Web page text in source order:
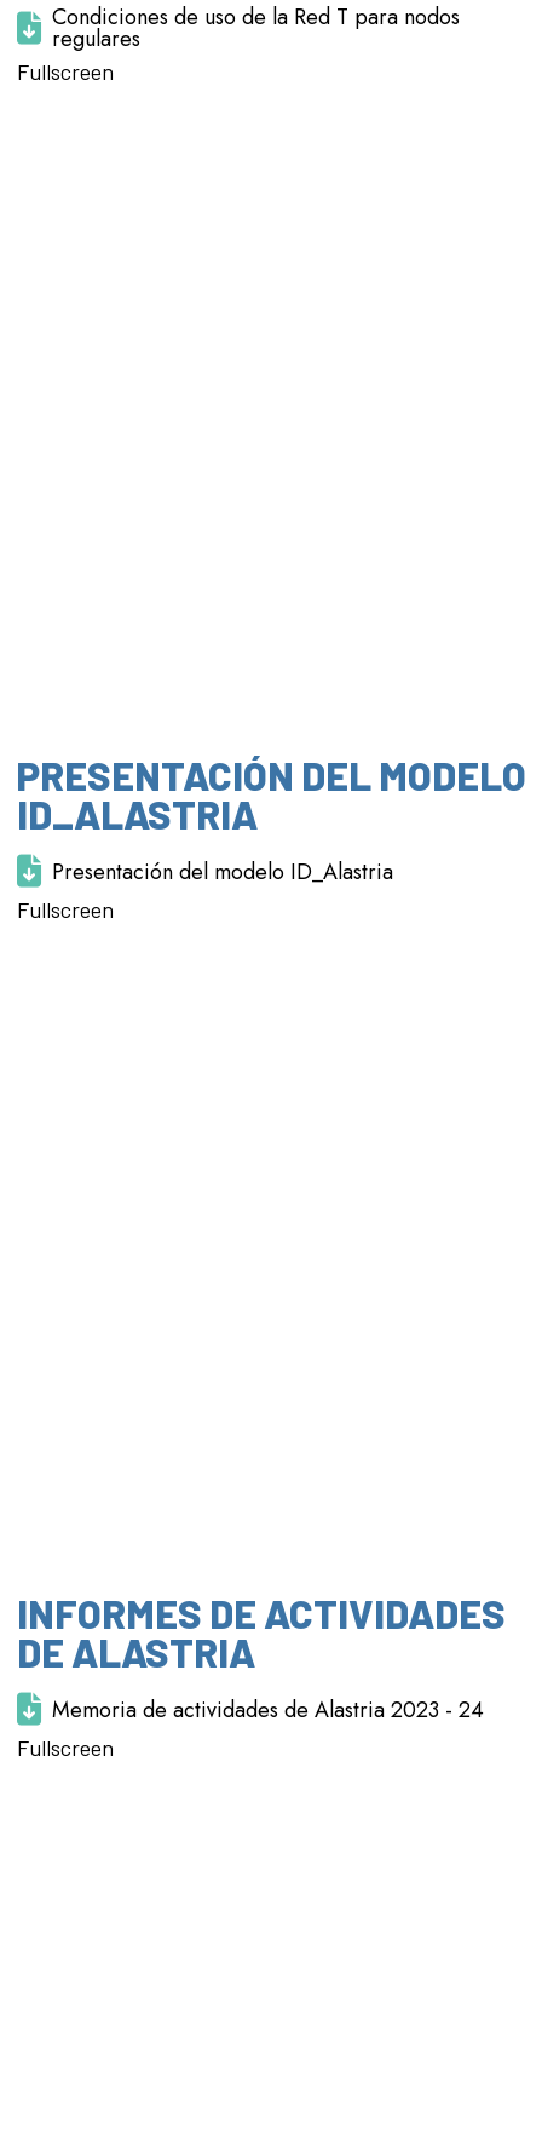
Condiciones de uso de la Red T para nodos
regulares
Fullscreen
Saltar al
contenido
PRESENTACIÓN DEL MODELO
ID_ALASTRIA
Presentación del modelo ID_Alastria
Fullscreen
Saltar al
contenido
INFORMES DE ACTIVIDADES
DE ALASTRIA
Memoria de actividades de Alastria 2023 - 24
Fullscreen
Saltar al
contenido